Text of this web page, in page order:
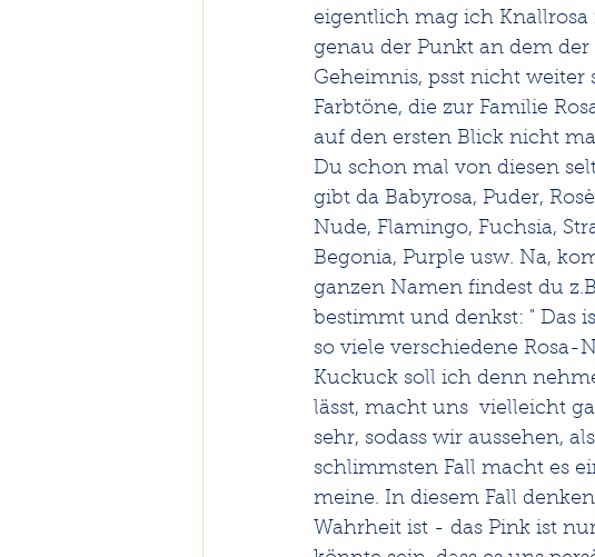
eigentlich mag ich Knallrosa
genau der Punkt an dem
Geheimnis, psst nicht weiter
Farbtöne, die zur Familie
auf den ersten Blick nicht
Du schon mal von diesen
gibt da Babyrosa, Puder,
Nude, Flamingo, Fuchsia,
Begonia, Purple usw. Na,
ganzen Namen findest du
bestimmt und denkst: " Das
so viele verschiedene
Kuckuck soll ich denn
lässt, macht uns  vielleicht
sehr, sodass wir aussehen,
schlimmsten Fall macht es
meine. In diesem Fall
Wahrheit ist - das Pink ist